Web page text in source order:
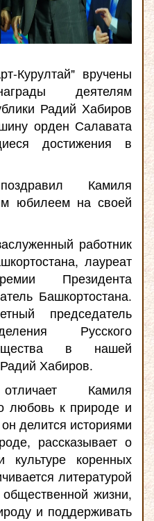
Курултай" вручены
деятелям
Радий Хабиров
орден Салавата
достижения в
Камиля
юбилеем на своей
работник
лауреат
Президента
Башкортостана.
председатель
Русского
в нашей
Хабиров.
Камиля
любовь к природе и
делится историями
рассказывает о
культуре коренных
литературой
жизни,
и поддерживать